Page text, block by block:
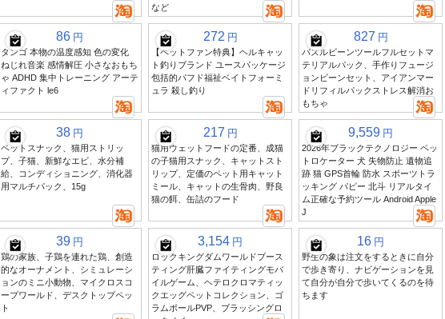
など
86 円
タンゴ 本物の温度感知 色の変化
ねじれ音楽 感情解圧 小さなおもち
ゃ ADHD 集中トレーニング アーテ
ィファクト le6
272 円
【ペットファン特典】ヘルキャッ
ト釣りブランド ユースパッケージ
包括的パフド福祉ベイトフォーミ
ュラ 殺し釣り
827 円
パズルビーンツールフルセットマ
テリアルパック、手作りフュージ
ョンビーンセット、アイアンマー
ドリフィルパックストレス解消お
もちゃ
38 円
ペットスナック、猫用ストリッ
プ、子猫、新鮮なエビ、水分補
給、コンディショニング、消化器
用マルチパック、15g
217 円
猫用ウェットフードの定番、成猫
の子猫用スナック、キャットスト
リップ、定価のペット用キャット
ミール、キャットの生骨肉、野良
猫の餌、缶詰のフード
9,559 円
2026年ブラックテクノロジー ペッ
トロケーター 犬 失物防止 遺物追
跡 猫 GPS首輪 防水 スポーツトラ
ッキング パピー 北斗 リアルタイ
ム正確な予約ツール Android Apple
J
39 円
鶏の家族、子鶏を連れた鶏、創造
的なオーナメント、シミュレーシ
ョンのミニ小動物、マイクロスコ
ープワールド、デスクトップペッ
ト
3,154 円
ロックキングダムワールドブース
ティング肝臓ファイティングモバ
イルゲーム、ヘテロクロマティッ
クエッグペットコレクション、ゴ
ラムボールPVP、ブラッシングロ
16 円
野生の象は注文をするときに自分
で歩き寄り、ナビゲーションを見
て自分が自分で歩いてくるのを待
ちます